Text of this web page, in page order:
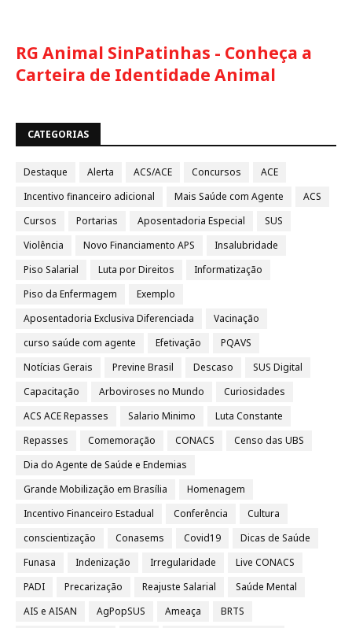
RG Animal SinPatinhas - Conheça a
Carteira de Identidade Animal
CATEGORIAS
Destaque Alerta ACS/ACE Concursos
ACE
Incentivo financeiro adicional
Mais Saúde com Agente
ACS
Cursos
Portarias Aposentadoria Especial
SUS
Violência
Novo Financiamento APS
Insalubridade
Piso Salarial
Luta por Direitos
Informatização
Piso da Enfermagem
Exemplo
Aposentadoria Exclusiva Diferenciada
Vacinação
curso saúde com agente
Efetivação
PQAVS
Notícias Gerais
Previne Brasil Descaso
SUS Digital
Capacitação
Arboviroses no Mundo
Curiosidades
ACS ACE Repasses
Salario Minimo
Luta Constante
Repasses
Comemoração CONACS
Censo das UBS
Dia do Agente de Saúde e Endemias
Grande Mobilização em Brasília
Homenagem
Incentivo Financeiro Estadual
Conferência
Cultura
conscientização
Conasems Covid19
Dicas de Saúde
Funasa
Indenização Irregularidade
Live CONACS
PADI
Precarização Reajuste Salarial
Saúde Mental
AIS e AISAN
AgPopSUS Ameaça
BRTS